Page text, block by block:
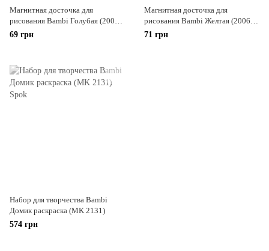
Магнитная досточка для
рисования Bambi Голубая (2006-
1/27059)
69 грн
Магнитная досточка для
рисования Bambi Желтая (2006-
1/27059)
71 грн
Набор для творчества Bambi
Домик раскраска (MK 2131)
574 грн